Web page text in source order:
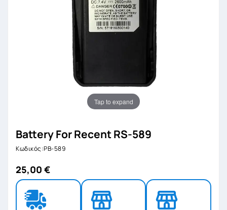
Tap to expand
Battery For Recent RS-589
Κωδικός:PB-589
25,00 €